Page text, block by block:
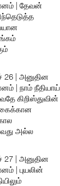
| தேவன்
26 | அனுதின
| நாம் நீதியாய்
கிறிஸ்துவின்
அல்ல
27 | அனுதின
| புயலின்